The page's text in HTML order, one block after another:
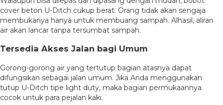
cover beton U-Ditch cukup berat. Orang tidak akan sengaja
membukanya hanya untuk membuang sampah. Alhasil, aliran
air akan lancar tanpa tersumbat sampah.
Tersedia Akses Jalan bagi Umum
Gorong-gorong air yang tertutup bagian atasnya dapat
difungsikan sebagai jalan umum. Jika Anda menggunakan
tutup U-Ditch tipe light duty, maka bagian permukaannya
cocok untuk para pejalan kaki.